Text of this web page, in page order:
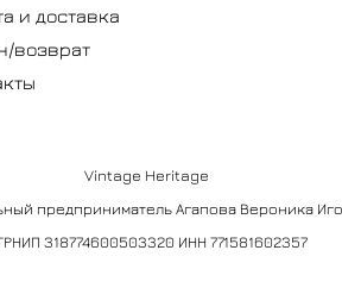
и доставка
возврат
Vintage Heritage
предприниматель Агапова Вероника
318774600503320 ИНН 771581602357